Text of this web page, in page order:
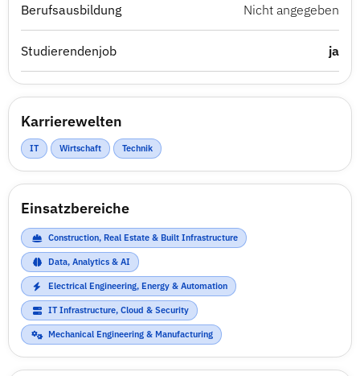
Berufsausbildung Nicht angegeben
Studierendenjob ja
Karrierewelten
IT Wirtschaft Technik
Einsatzbereiche
Construction, Real Estate & Built Infrastructure
Data, Analytics & AI
Electrical Engineering, Energy & Automation
IT Infrastructure, Cloud & Security
Mechanical Engineering & Manufacturing